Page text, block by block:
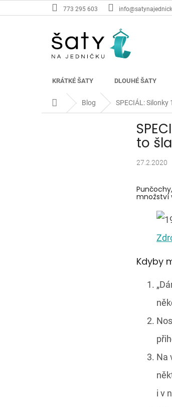
na
773 295 603
KRÁTKÉ ŠATY DLOUHÉ ŠATY
Domů Blog SPECIÁL:
to
27.2.2020
množství
Kdyby
Na
i v